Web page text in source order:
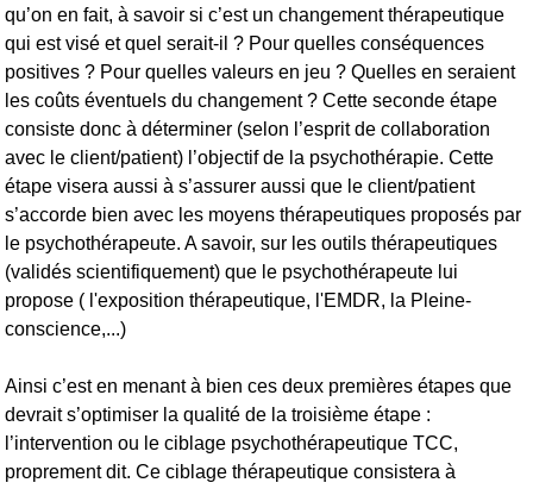
qu’on en fait, à savoir si c’est un changement thérapeutique
qui est visé et quel serait-il ? Pour quelles conséquences
positives ? Pour quelles valeurs en jeu ? Quelles en seraient
les coûts éventuels du changement ? Cette seconde étape
consiste donc à déterminer (selon l’esprit de collaboration
avec le client/patient) l’objectif de la psychothérapie. Cette
étape visera aussi à s’assurer aussi que le client/patient
s’accorde bien avec les moyens thérapeutiques proposés par
le psychothérapeute. A savoir, sur les outils thérapeutiques
(validés scientifiquement) que le psychothérapeute lui
propose ( l'exposition thérapeutique, l'EMDR, la Pleine-
conscience,...)
Ainsi c’est en menant à bien ces deux premières étapes que
devrait s’optimiser la qualité de la troisième étape :
l’intervention ou le ciblage psychothérapeutique TCC,
proprement dit. Ce ciblage thérapeutique consistera à